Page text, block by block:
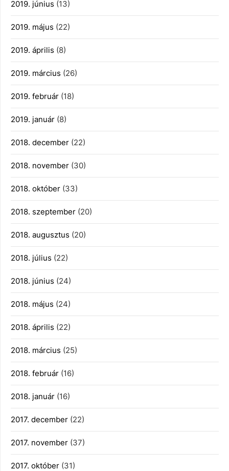
2019. június (13)
2019. május (22)
2019. április (8)
2019. március (26)
2019. február (18)
2019. január (8)
2018. december (22)
2018. november (30)
2018. október (33)
2018. szeptember (20)
2018. augusztus (20)
2018. július (22)
2018. június (24)
2018. május (24)
2018. április (22)
2018. március (25)
2018. február (16)
2018. január (16)
2017. december (22)
2017. november (37)
2017. október (31)